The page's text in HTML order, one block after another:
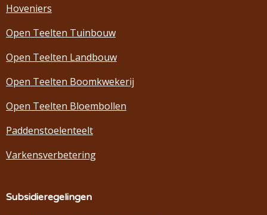
Hoveniers
Open Teelten Tuinbouw
Open Teelten Landbouw
Open Teelten Boomkwekerij
Open Teelten Bloembollen
Paddenstoelenteelt
Varkensverbetering
Subsidieregelingen